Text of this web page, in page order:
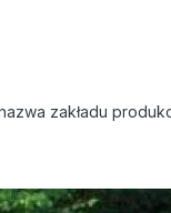
zakładu